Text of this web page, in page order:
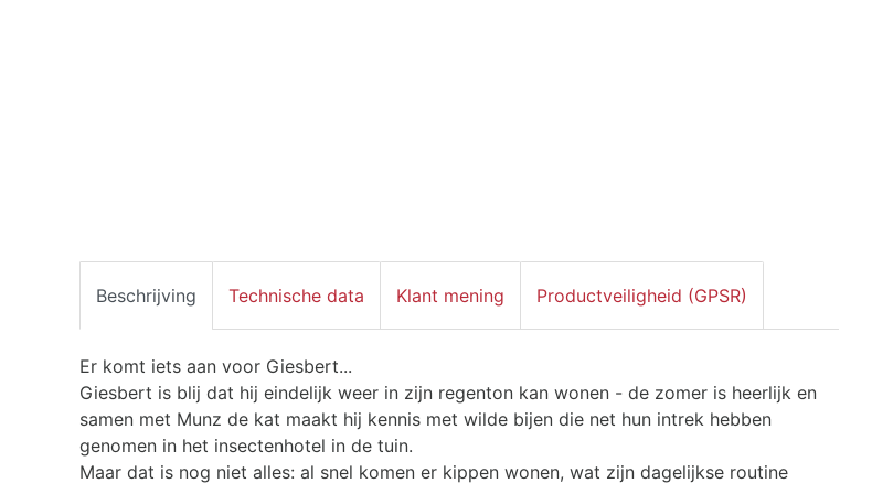
Beschrijving Technische data Klant mening Productveiligheid (GPSR)
Er komt iets aan voor Giesbert...
Giesbert is blij dat hij eindelijk weer in zijn regenton kan wonen - de zomer is heerlijk en
samen met Munz de kat maakt hij kennis met wilde bijen die net hun intrek hebben
genomen in het insectenhotel in de tuin.
Maar dat is nog niet alles: al snel komen er kippen wonen, wat zijn dagelijkse routine